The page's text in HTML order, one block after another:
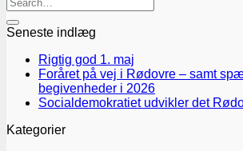
Seneste indlæg
Rigtig god 1. maj
Foråret på vej i Rødovre – samt
begivenheder i 2026
Socialdemokratiet udvikler det
Kategorier